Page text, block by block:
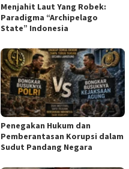
Menjahit Laut Yang Robek:
Paradigma “Archipelago
State” Indonesia
Penegakan Hukum dan
Pemberantasan Korupsi dalam
Sudut Pandang Negara